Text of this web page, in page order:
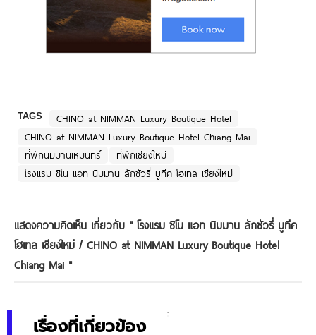
TAGS
CHINO at NIMMAN Luxury Boutique Hotel
CHINO at NIMMAN Luxury Boutique Hotel Chiang Mai
ที่พักนิมมานเหมินทร์
ที่พักเชียงใหม่
โรงแรม ชิโน แอท นิมมาน ลักชัวรี่ บูทีค โฮเทล เชียงใหม่
แสดงความคิดเห็น เกี่ยวกับ " โรงแรม ชิโน แอท นิมมาน ลักชัวรี่ บูทีค
โฮเทล เชียงใหม่ / CHINO at NIMMAN Luxury Boutique Hotel
Chiang Mai "
เรื่องที่เกี่ยวข้อง